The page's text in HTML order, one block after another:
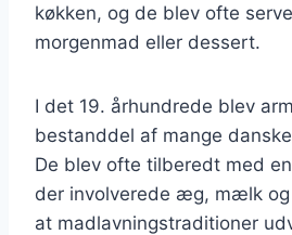
køkken, og de blev ofte
morgenmad eller dessert.
I det 19. århundrede blev
bestanddel af mange
De blev ofte tilberedt med
der involverede æg, mælk og
at madlavningstraditioner